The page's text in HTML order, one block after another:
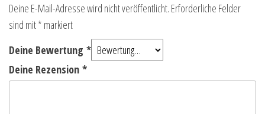
Deine E-Mail-Adresse wird nicht veröffentlicht. Erforderliche Felder
sind mit* markiert
Deine Bewertung *
Deine Rezension *